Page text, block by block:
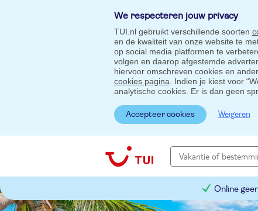
We respecteren jouw privacy
TUI.nl gebruikt verschillende soorten
en de kwaliteit van onze website te
op social media platformen te
volgen en daarop afgestemde
hiervoor omschreven cookies en
cookies pagina . Indien je kiest voor
analytische cookies. Er is dan geen
Accepteer cookies Weigeren
Online